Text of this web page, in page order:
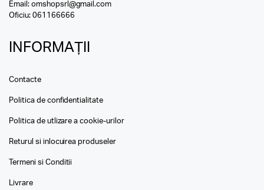
Email: omshopsrl@gmail.com
Oficiu: 061166666
INFORMAȚII
Contacte
Politica de confidentialitate
Politica de utlizare a cookie-urilor
Returul si inlocuirea produseler
Termeni si Conditii
Livrare